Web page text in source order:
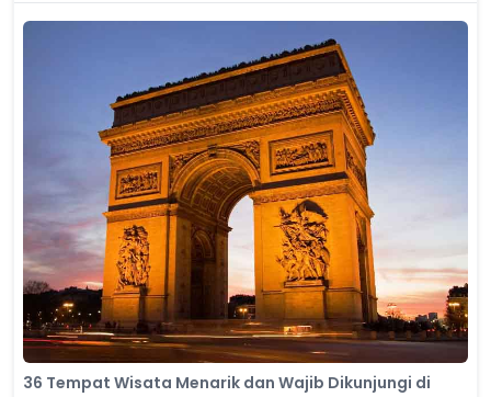
36 Tempat Wisata Menarik dan Wajib Dikunjungi di